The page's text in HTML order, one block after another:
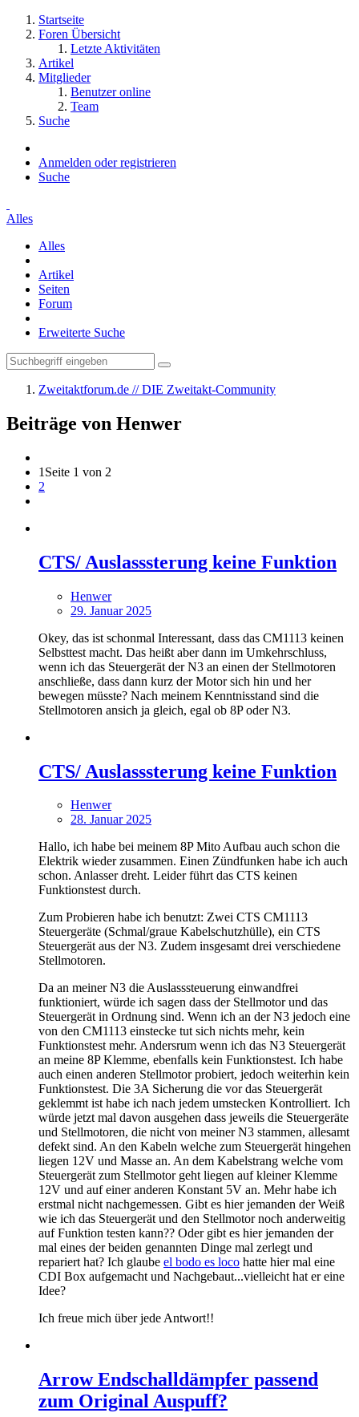
Startseite
Foren Übersicht
Letzte Aktivitäten
Artikel
Mitglieder
Benutzer online
Team
Suche
Anmelden oder registrieren
Suche
Alles
Alles
Artikel
Seiten
Forum
Erweiterte Suche
Zweitaktforum.de // DIE Zweitakt-Community
Beiträge von Henwer
1 Seite 1 von 2
2
CTS/ Auslasssterung keine Funktion
Henwer
29. Januar 2025
Okey, das ist schonmal Interessant, dass das CM1113 keinen
Selbsttest macht. Das heißt aber dann im Umkehrschluss,
wenn ich das Steuergerät der N3 an einen der Stellmotoren
anschließe, dass dann kurz der Motor sich hin und her
bewegen müsste? Nach meinem Kenntnisstand sind die
Stellmotoren ansich ja gleich, egal ob 8P oder N3.
CTS/ Auslasssterung keine Funktion
Henwer
28. Januar 2025
Hallo, ich habe bei meinem 8P Mito Aufbau auch schon die
Elektrik wieder zusammen. Einen Zündfunken habe ich auch
schon. Anlasser dreht. Leider führt das CTS keinen
Funktionstest durch.
Zum Probieren habe ich benutzt: Zwei CTS CM1113
Steuergeräte (Schmal/graue Kabelschutzhülle), ein CTS
Steuergerät aus der N3. Zudem insgesamt drei verschiedene
Stellmotoren.
Da an meiner N3 die Auslasssteuerung einwandfrei
funktioniert, würde ich sagen dass der Stellmotor und das
Steuergerät in Ordnung sind. Wenn ich an der N3 jedoch eine
von den CM1113 einstecke tut sich nichts mehr, kein
Funktionstest mehr. Andersrum wenn ich das N3 Steuergerät
an meine 8P Klemme, ebenfalls kein Funktionstest. Ich habe
auch einen anderen Stellmotor probiert, jedoch weiterhin kein
Funktionstest. Die 3A Sicherung die vor das Steuergerät
geklemmt ist habe ich nach jedem umstecken Kontrolliert. Ich
würde jetzt mal davon ausgehen dass jeweils die Steuergeräte
und Stellmotoren, die nicht von meiner N3 stammen, allesamt
defekt sind. An den Kabeln welche zum Steuergerät hingehen
liegen 12V und Masse an. An dem Kabelstrang welche vom
Steuergerät zum Stellmotor geht liegen auf kleiner Klemme
12V und auf einer anderen Konstant 5V an. Mehr habe ich
erstmal nicht nachgemessen. Gibt es hier jemanden der Weiß
wie ich das Steuergerät und den Stellmotor noch anderweitig
auf Funktion testen kann?? Oder gibt es hier jemanden der
mal eines der beiden genannten Dinge mal zerlegt und
repariert hat? Ich glaube el bodo es loco hatte hier mal eine
CDI Box aufgemacht und Nachgebaut...vielleicht hat er eine
Idee?
Ich freue mich über jede Antwort!!
Arrow Endschalldämpfer passend
zum Original Auspuff?